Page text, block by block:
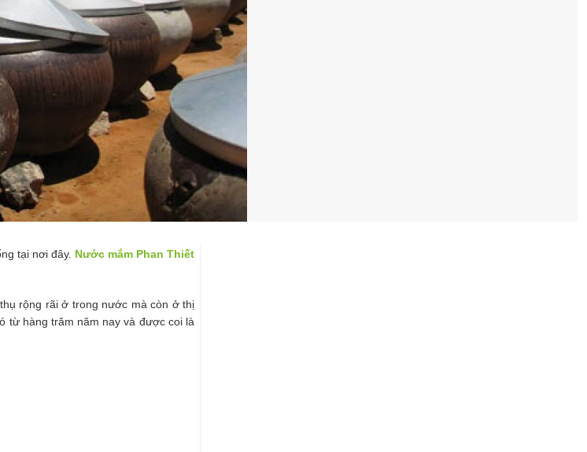
tại nơi đây. Nước mắm Phan Thiết
rộng rãi ở trong nước mà còn ở thị
từ hàng trăm năm nay và được coi là